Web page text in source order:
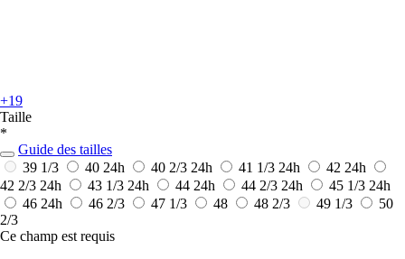
+19
Taille
*
Guide des tailles
39 1/3
40 24h 40 2/3 24h 41 1/3 24h 42 24h
42 2/3 24h 43 1/3 24h 44 24h 44 2/3 24h 45 1/3 24h
46 24h 46 2/3 47 1/3 48 48 2/3 49 1/3
50
2/3
Ce champ est requis